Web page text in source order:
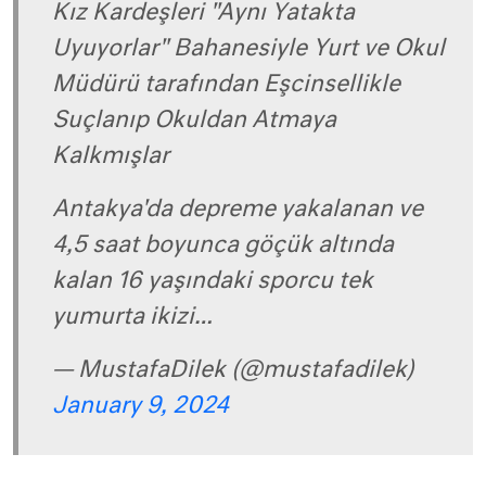
Kız Kardeşleri "Aynı Yatakta
Uyuyorlar" Bahanesiyle Yurt ve Okul
Müdürü tarafından Eşcinsellikle
Suçlanıp Okuldan Atmaya
Kalkmışlar
Antakya'da depreme yakalanan ve
4,5 saat boyunca göçük altında
kalan 16 yaşındaki sporcu tek
yumurta ikizi…
— MustafaDilek (@mustafadilek)
January 9, 2024